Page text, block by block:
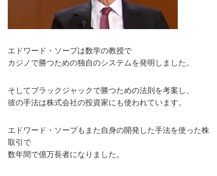
エドワード・ソープは数学の教授で
カジノで勝つための独自のシステムを発明しました。
そしてブラックジャックで勝つための法則を考案し、
彼の手法は株式会社の投資家にも使われています。
エドワード・ソープもまた自身の開発した手法を使った株
取引で
数年間で億万長者になりました。